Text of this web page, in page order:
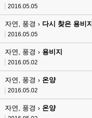
2016.05.05
자연, 풍경 › 다시 찾은 용비지
2016.05.05
자연, 풍경 › 용비지
2016.05.02
자연, 풍경 › 온양
2016.05.02
자연, 풍경 › 온양